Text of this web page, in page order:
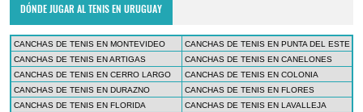
DÓNDE JUGAR AL TENIS EN URUGUAY
CANCHAS DE TENIS EN MONTEVIDEO
CANCHAS DE TENIS EN PUNTA DEL ESTE
CANCHAS DE TENIS EN ARTIGAS
CANCHAS DE TENIS EN CANELONES
CANCHAS DE TENIS EN CERRO LARGO
CANCHAS DE TENIS EN COLONIA
CANCHAS DE TENIS EN DURAZNO
CANCHAS DE TENIS EN FLORES
CANCHAS DE TENIS EN FLORIDA
CANCHAS DE TENIS EN LAVALLEJA